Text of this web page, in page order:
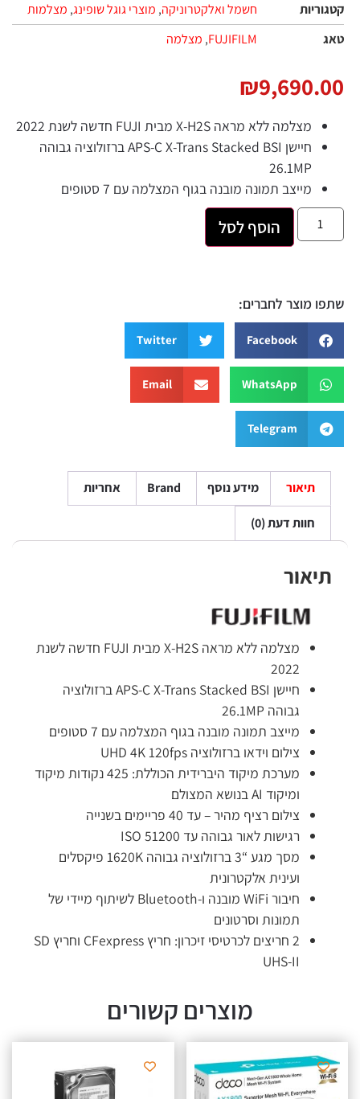
קטגוריות
חשמל ואלקטרוניקה, מוצרי גוגל שופינג, מצלמות‏
טאג
FUJIFILM
, מצלמה
₪9,690.00
מצלמה ללא מראה X-H2S מבית FUJI חדשה לשנת 2022
חיישן APS-C X-Trans Stacked BSI ברזולוציה גבוהה
26.1MP
מייצב תמונה מובנה בגוף המצלמה עם 7 סטופים
הוסף לסל
שתפו מוצר לחברים:
Facebook
Twitter
WhatsApp
Email
Telegram
תיאור מידע נוסף Brand אחריות
חוות דעת (0)
תיאור
מצלמה ללא מראה X-H2S מבית FUJI חדשה לשנת
2022
חיישן APS-C X-Trans Stacked BSI ברזולוציה
גבוהה 26.1MP
מייצב תמונה מובנה בגוף המצלמה עם 7 סטופים
צילום וידאו ברזולוציה UHD 4K 120fps
מערכת מיקוד היברידית הכוללת: 425 נקודות מיקוד
ומיקוד AI בנושא המצולם
צילום רציף מהיר – עד 40 פריימים בשנייה
רגישות לאור גבוהה עד ISO 51200
מסך מגע “3 ברזולוציה גבוהה 1620K פיקסלים
ועינית אלקטרונית
חיבור WiFi מובנה ו-Bluetooth לשיתוף מיידי של
תמונות וסרטונים
2 חריצים לכרטיסי זיכרון: חריץ CFexpress וחריץ SD
UHS-II
מוצרים קשורים